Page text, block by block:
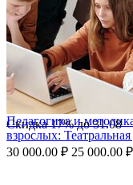
Скидка17%до31.08
Педагогика и
взрослых: Театральная
30 000.00 ₽ 25 000.00 ₽